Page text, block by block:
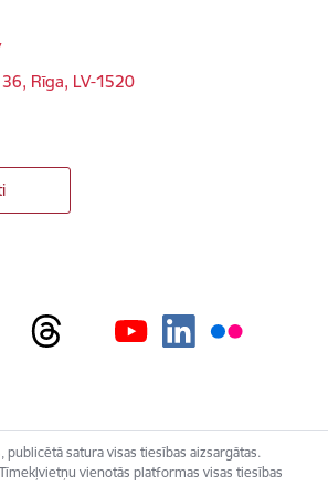
Rīga, LV-1520
satura visas tiesības aizsargātas.
vienotās platformas visas tiesības